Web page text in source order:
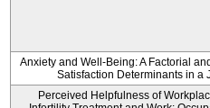
Anxiety and Well-Being: A Factorial
Satisfaction Determinants in a
Perceived Helpfulness of